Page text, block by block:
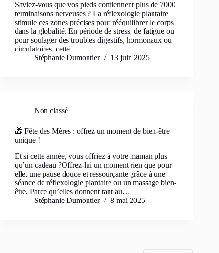
Saviez-vous que vos pieds contiennent plus de 7000
terminaisons nerveuses ? La réflexologie plantaire
stimule ces zones précises pour rééquilibrer le corps
dans la globalité. En période de stress, de fatigue ou
pour soulager des troubles digestifs, hormonaux ou
circulatoires, cette…
Stéphanie Dumontier
13 juin 2025
Non classé
🎁 Fête des Mères : offrez un moment de bien-être
unique !
Et si cette année, vous offriez à votre maman plus
qu’un cadeau ?Offrez-lui un moment rien que pour
elle, une pause douce et ressourçante grâce à une
séance de réflexologie plantaire ou un massage bien-
être. Parce qu’elles donnent tant au…
Stéphanie Dumontier
8 mai 2025